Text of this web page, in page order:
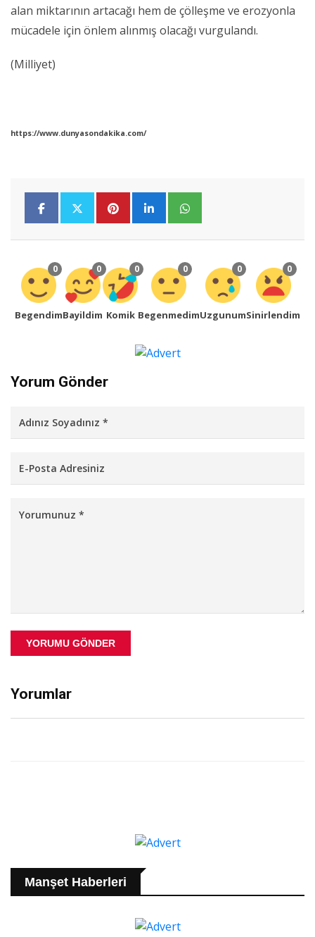
alan miktarının artacağı hem de çölleşme ve erozyonla
mücadele için önlem alınmış olacağı vurgulandı.
(Milliyet)
https://www.dunyasondakika.com/
0
Begendim
0
Bayildim
0
Komik
0
Begenmedim
0
Uzgunum
0
Sinirlendim
Yorum Gönder
YORUMU GÖNDER
Yorumlar
Manşet Haberleri